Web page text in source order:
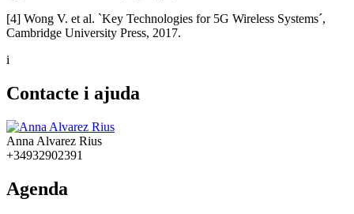
[4] Wong V. et al. `Key Technologies for 5G Wireless Systems´,
Cambridge University Press, 2017.
i
Contacte i ajuda
Anna Alvarez Rius
+34932902391
Agenda